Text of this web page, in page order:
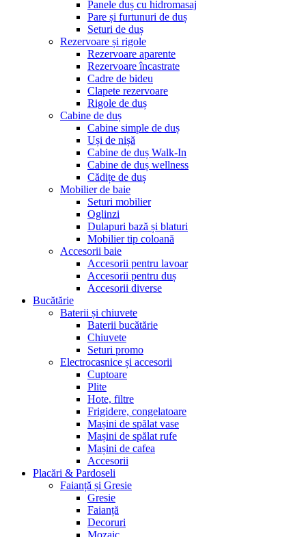
Panele duș cu hidromasaj
Pare și furtunuri de duș
Seturi de duș
Rezervoare și rigole
Rezervoare aparente
Rezervoare încastrate
Cadre de bideu
Clapete rezervoare
Rigole de duș
Cabine de duș
Cabine simple de duș
Uși de nișă
Cabine de duș Walk-In
Cabine de duș wellness
Cădițe de duș
Mobilier de baie
Seturi mobilier
Oglinzi
Dulapuri bază și blaturi
Mobilier tip coloană
Accesorii baie
Accesorii pentru lavoar
Accesorii pentru duș
Accesorii diverse
Bucătărie
Baterii și chiuvete
Baterii bucătărie
Chiuvete
Seturi promo
Electrocasnice și accesorii
Cuptoare
Plite
Hote, filtre
Frigidere, congelatoare
Mașini de spălat vase
Mașini de spălat rufe
Mașini de cafea
Accesorii
Placări & Pardoseli
Faianță și Gresie
Gresie
Faianță
Decoruri
Mozaic